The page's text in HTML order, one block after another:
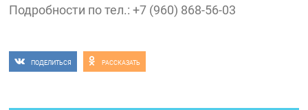
Подробности по тел.: +7 (960) 868-56-03
ПОДЕЛИТЬСЯ РАССКАЗАТЬ